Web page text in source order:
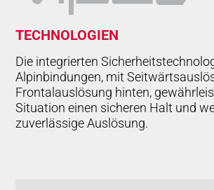
TECH­NO­LO­GIEN
Die integrierten
Alpinbindungen, mit
Frontalauslösung hinten,
Situation einen sicheren Halt und
zuverlässige Auslösung.